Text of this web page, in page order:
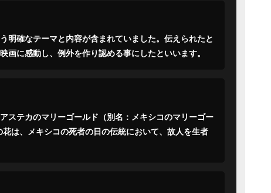
明確なテーマと内容が含まれていました。伝えられたと
画に感動し、例外を作り認める事にしたといいます。
ステカのマリーゴールド（別名：メキシコのマリーゴー
は、メキシコの死者の日の伝統において、故人を生者